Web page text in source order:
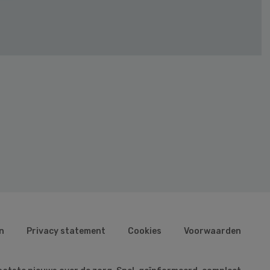
Privacy statement Cookies Voorwaarden